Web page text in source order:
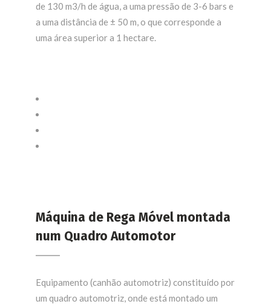
de 130 m3/h de água, a uma pressão de 3-6 bars e
a uma distância de ± 50 m, o que corresponde a
uma área superior a 1 hectare.
Máquina de Rega Móvel montada
num Quadro Automotor
Equipamento (canhão automotriz) constituído por
um quadro automotriz, onde está montado um